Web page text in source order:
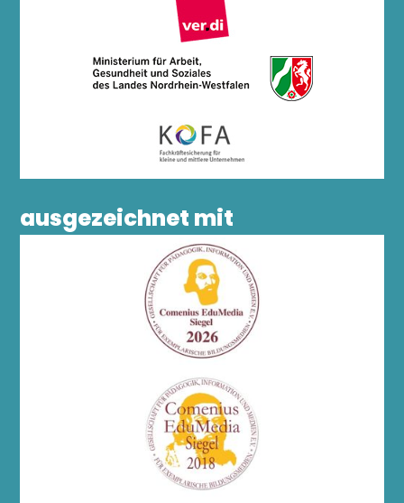
ausgezeichnet mit